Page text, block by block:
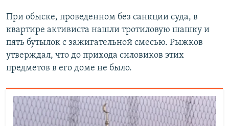
При обыске, проведенном без санкции суда, в
квартире активиста нашли тротиловую шашку и
пять бутылок с зажигательной смесью. Рыжков
утверждал, что до прихода силовиков этих
предметов в его доме не было.